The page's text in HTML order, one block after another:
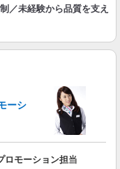
／未経験から品質を支え
ーシ
モーション担当